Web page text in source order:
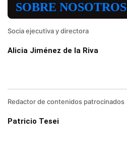
SOBRE NOSOTROS
Socia ejecutiva y directora
Alicia Jiménez de la Riva
Redactor de contenidos patrocinados
Patricio Tesei